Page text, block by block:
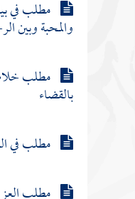
مطلب في
والمحبة وبين
مطلب
بالقضاء
مطلب في